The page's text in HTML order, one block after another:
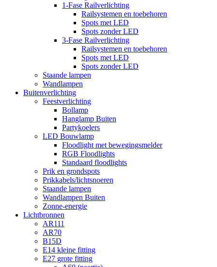
1-Fase Railverlichting
Railsystemen en toebehoren
Spots met LED
Spots zonder LED
3-Fase Railverlichting
Railsystemen en toebehoren
Spots met LED
Spots zonder LED
Staande lampen
Wandlampen
Buitenverlichting
Feestverlichting
Bollamp
Hanglamp Buiten
Partykoelers
LED Bouwlamp
Floodlight met bewegingsmelder
RGB Floodlights
Standaard floodlights
Prik en grondspots
Prikkabels/lichtsnoeren
Staande lampen
Wandlampen Buiten
Zonne-energie
Lichtbronnen
AR111
AR70
B15D
E14 kleine fitting
E27 grote fitting